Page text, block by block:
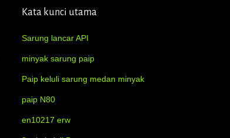
Kata kunci utama
Sarung lancar API
minyak sarung paip
Paip keluli sarung medan minyak
paip N80
en10217 erw